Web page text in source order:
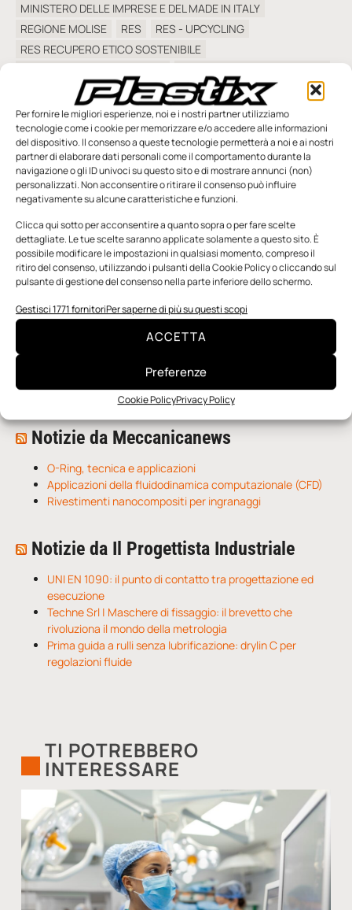
Per fornire le migliori esperienze, noi e i nostri partner utilizziamo
tecnologie come i cookie per memorizzare e/o accedere alle informazioni
del dispositivo. Il consenso a queste tecnologie permetterà a noi e ai nostri
partner di elaborare dati personali come il comportamento durante la
navigazione o gli ID univoci su questo sito e di mostrare annunci (non)
personalizzati. Non acconsentire o ritirare il consenso può influire
negativamente su alcune caratteristiche e funzioni.
Clicca qui sotto per acconsentire a quanto sopra o per fare scelte
dettagliate. Le tue scelte saranno applicate solamente a questo sito. È
possibile modificare le impostazioni in qualsiasi momento, compreso il
ritiro del consenso, utilizzando i pulsanti della Cookie Policy o cliccando sul
pulsante di gestione del consenso nella parte inferiore dello schermo.
Gestisci 1771 fornitoriPer saperne di più su questi scopi
ACCETTA
Preferenze
Cookie PolicyPrivacy Policy
MINISTERO DELLE IMPRESE E DEL MADE IN ITALY
REGIONE MOLISE
RES
RES - UPCYCLING
RES RECUPERO ETICO SOSTENIBILE
TRATTAMENTO VEICOLI FUORI USO
UPCYCLING
SFOGLIA LA RIVISTA
n.4 - Maggio 2026
Notizie da Meccanicanews
O-Ring, tecnica e applicazioni
Applicazioni della fluidodinamica computazionale (CFD)
Rivestimenti nanocompositi per ingranaggi
Notizie da Il Progettista Industriale
UNI EN 1090: il punto di contatto tra progettazione ed
esecuzione
Techne Srl | Maschere di fissaggio: il brevetto che
rivoluziona il mondo della metrologia
Prima guida a rulli senza lubrificazione: drylin C per
regolazioni fluide
TI POTREBBERO
INTERESSARE